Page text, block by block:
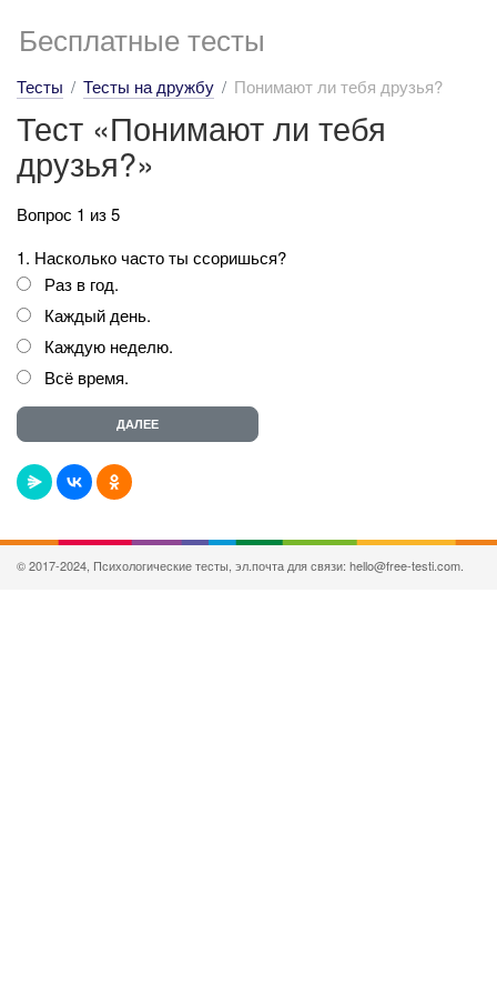
Бесплатные тесты
Тесты Тесты на дружбу Понимают ли тебя друзья?
Тест «Понимают ли тебя
друзья?»
Вопрос 1 из 5
1. Насколько часто ты ссоришься?
Раз в год.
Каждый день.
Каждую неделю.
Всё время.
© 2017-2024, Психологические тесты, эл.почта для связи: hello@free-testi.com.